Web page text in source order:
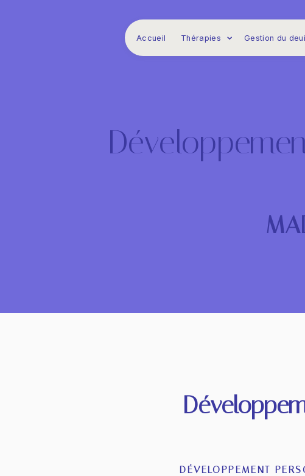
Accueil Thérapies Gestion du
DÉVELOPPEMENT